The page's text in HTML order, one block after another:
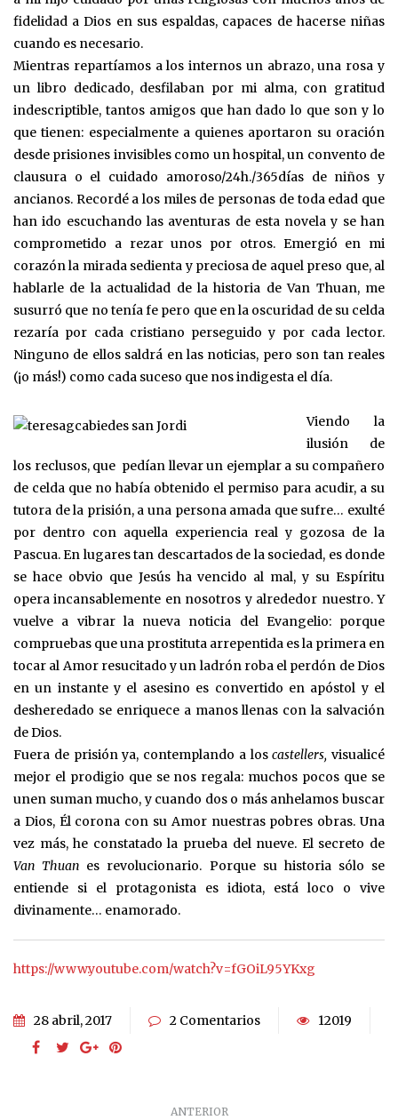
fidelidad a Dios en sus espaldas, capaces de hacerse niñas
cuando es necesario.
Mientras repartíamos a los internos un abrazo, una rosa y
un libro dedicado, desfilaban por mi alma, con gratitud
indescriptible, tantos amigos que han dado lo que son y lo
que tienen: especialmente a quienes aportaron su oración
desde prisiones invisibles como un hospital, un convento de
clausura o el cuidado amoroso/24h./365días de niños y
ancianos. Recordé a los miles de personas de toda edad que
han ido escuchando las aventuras de esta novela y se han
comprometido a rezar unos por otros. Emergió en mi
corazón la mirada sedienta y preciosa de aquel preso que, al
hablarle de la actualidad de la historia de Van Thuan, me
susurró que no tenía fe pero que en la oscuridad de su celda
rezaría por cada cristiano perseguido y por cada lector.
Ninguno de ellos saldrá en las noticias, pero son tan reales
(¡o más!) como cada suceso que nos indigesta el día.
Viendo la
ilusión de
los reclusos, que pedían llevar un ejemplar a su compañero
de celda que no había obtenido el permiso para acudir, a su
tutora de la prisión, a una persona amada que sufre… exulté
por dentro con aquella experiencia real y gozosa de la
Pascua. En lugares tan descartados de la sociedad, es donde
se hace obvio que Jesús ha vencido al mal, y su Espíritu
opera incansablemente en nosotros y alrededor nuestro. Y
vuelve a vibrar la nueva noticia del Evangelio: porque
compruebas que una prostituta arrepentida es la primera en
tocar al Amor resucitado y un ladrón roba el perdón de Dios
en un instante y el asesino es convertido en apóstol y el
desheredado se enriquece a manos llenas con la salvación
de Dios.
Fuera de prisión ya, contemplando a loscastellers, visualicé
mejor el prodigio que se nos regala: muchos pocos que se
unen suman mucho, y cuando dos o más anhelamos buscar
a Dios, Él corona con su Amor nuestras pobres obras. Una
vez más, he constatado la prueba del nueve. El secreto de
Van Thuan es revolucionario. Porque su historia sólo se
entiende si el protagonista es idiota, está loco o vive
divinamente… enamorado.
https://www.youtube.com/watch?v=fGOiL95YKxg
28 abril, 2017 2 Comentarios 12019
ANTERIOR